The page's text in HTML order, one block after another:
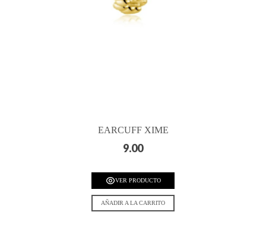
EARCUFF XIME
9.00
VER PRODUCTO
AÑADIR A LA CARRITO